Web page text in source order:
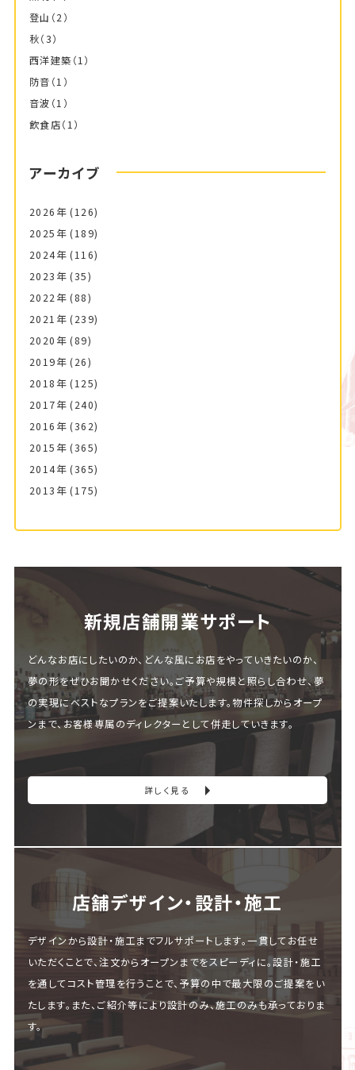
登山 （2）
秋（3）
西洋建築 （1）
防音 （1）
音波 （1）
飲食店（1）
アーカイブ
2026年 (126)
2025年 (189)
2024年 (116)
2023年 (35)
2022年 (88)
2021年 (239)
2020年 (89)
2019年 (26)
2018年 (125)
2017年 (240)
2016年 (362)
2015年 (365)
2014年 (365)
2013年 (175)
新規店舗開業サポート
どんなお店にしたいのか、どんな風にお店をやっていきたいのか、
夢の形をぜひお聞かせください。ご予算や規模と照らし合わせ、夢
の実現にベストなプランをご提案いたします。物件探しからオープ
ンまで、お客様専属のディレクターとして併走していきます。
詳しく見る
店舗デザイン・設計・施⼯
デザインから設計・施工までフルサポートします。一貫してお任せ
いただくことで、注文からオープンまでをスピーディに。設計・施工
を通してコスト管理を行うことで、予算の中で最大限のご提案をい
たします。また、ご紹介等により設計のみ、施工のみも承っておりま
す。